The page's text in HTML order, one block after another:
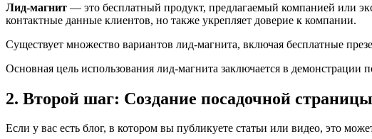
Лид-магнит — это бесплатный продукт, предлагаемый компанией или
контактные данные клиентов, но также укрепляет доверие к компании.
Существует множество вариантов лид-магнита, включая бесплатные
Основная цель использования лид-магнита заключается в
2. Второй шаг: Создание посадочной
Если у вас есть блог, в котором вы публикуете статьи или видео, это